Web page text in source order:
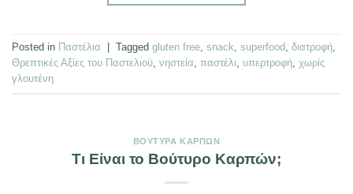
Posted in Παστέλια Tagged gluten free, snack, superfood, διατροφή,
Θρεπτικές Αξίες του Παστελιού, νηστεία, παστέλι, υπερτροφή, χωρίς
γλουτένη
ΒΟΎΤΥΡΑ ΚΑΡΠΏΝ
Τι Είναι το Βούτυρο Καρπών;